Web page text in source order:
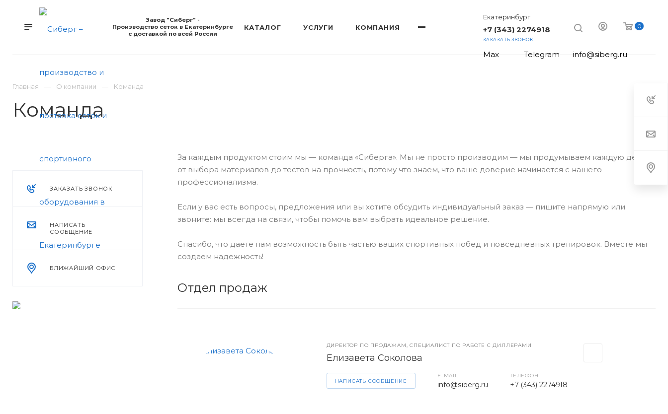
0
Екатеринбург
+7 (343) 2274918
ЗАКАЗАТЬ ЗВОНОК
Max Telegram info@siberg.ru
Завод "Сиберг" -
Производство сеток в Екатеринбурге
с доставкой по всей России
КАТАЛОГ УСЛУГИ КОМПАНИЯ
Главная О компании Команда
Команда
ЗАКАЗАТЬ ЗВОНОК
НАПИСАТЬ
СООБЩЕНИЕ
БЛИЖАЙШИЙ ОФИС
За каждым продуктом стоим мы — команда «Сиберга». Мы не просто производим — мы продумываем каждую деталь:
от выбора материалов до тестов на прочность, потому что знаем, что ваше доверие начинается с нашего
профессионализма.
Если у вас есть вопросы, предложения или вы хотите обсудить индивидуальный заказ — пишите напрямую или
звоните: мы всегда на связи, чтобы помочь вам выбрать идеальное решение.
Спасибо, что даете нам возможность быть частью ваших спортивных побед и повседневных тренировок. Вместе мы
создаем надежность!
Отдел продаж
ДИРЕКТОР ПО ПРОДАЖАМ, СПЕЦИАЛИСТ ПО РАБОТЕ С ДИЛЛЕРАМИ
Елизавета Соколова
НАПИСАТЬ СООБЩЕНИЕ
E-MAIL
info@siberg.ru
ТЕЛЕФОН
+7 (343) 2274918